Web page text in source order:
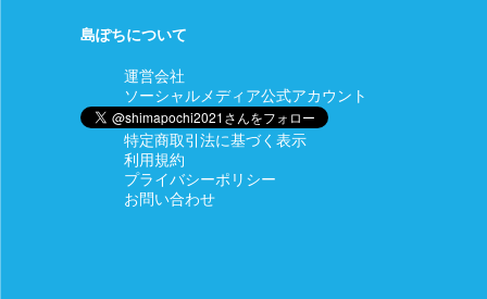
島ぽちについて
運営会社
ソーシャルメディア公式アカウント
特定商取引法に基づく表示
利用規約
プライバシーポリシー
お問い合わせ